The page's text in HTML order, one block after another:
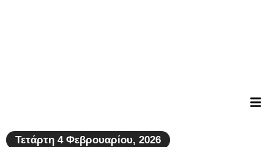
Τετάρτη 4 Φεβρουαρίου, 2026